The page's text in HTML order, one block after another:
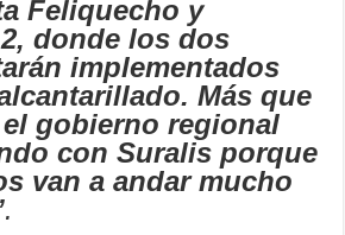
Feliquecho y
donde los dos
implementados
Más que
gobierno regional
con Suralis porque
van a andar mucho
.